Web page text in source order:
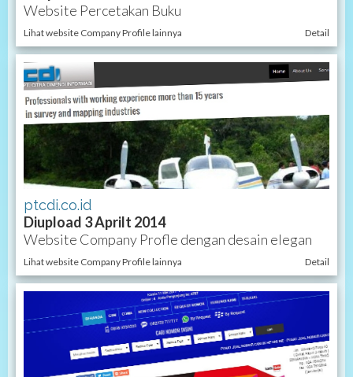
Website Percetakan Buku
Lihat website Company Profile lainnya Detail
ptcdi.co.id
Diupload 3 Aprilt 2014
Website Company Profle dengan desain elegan
Lihat website Company Profile lainnya Detail